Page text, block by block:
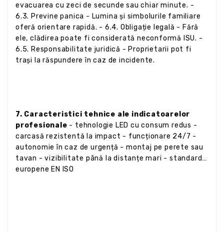
evacuarea cu zeci de secunde sau chiar minute. -
6.3. Previne panica - Lumina și simbolurile familiare
oferă orientare rapidă. - 6.4. Obligație legală - Fără
ele, clădirea poate fi considerată neconformă ISU. -
6.5. Responsabilitate juridică - Proprietarii pot fi
trași la răspundere în caz de incidente.
7. Caracteristici tehnice ale indicatoarelor
profesionale - tehnologie LED cu consum redus -
carcasă rezistentă la impact - funcționare 24/7 -
autonomie în caz de urgență - montaj pe perete sau
tavan - vizibilitate până la distanțe mari - standarde
europene EN ISO